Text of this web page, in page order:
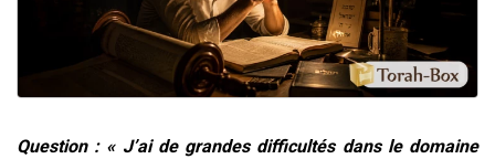
Question : « J’ai de grandes difficultés dans le domaine